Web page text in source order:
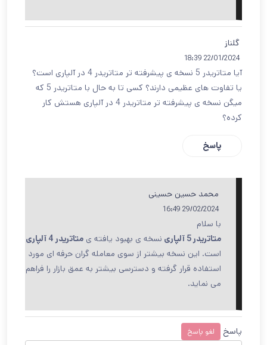
گلناز
22/01/2024 18:39
آیا متاتریدر 5 نسخه ی پیشرفته تر متاتریدر 4 در آلپاری است؟
یا تفاوت های عظیمی دارند؟ کسی تا به حال با متاتریدر 5 که
میگن نسخه ی پیشرفته تر متاتریدر 4 در آلپاری هستش کار
کرده؟
پاسخ
محمد حسین حسینی
29/02/2024 16:49
با سلام
متاتریدر 5 آلپاری
نسخه ی بهبود یافته ی متاتریدر 4 آلپاری
است. این نسخه بیشتر از سوی معامله گران حرفه ای مورد
استفاده قرار گرفته و دسترسی بیشتر به عمق بازار را فراهم
می نماید.
پاسخ لغو پاسخ